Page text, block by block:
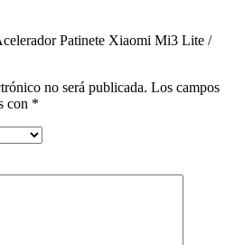
Patinete Xiaomi Mi3 Lite /
no será publicada. Los campos
con *